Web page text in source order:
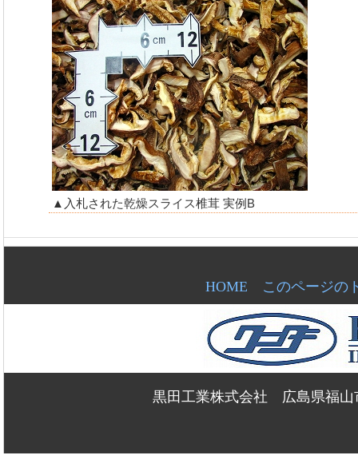
▲入札された乾燥スライス椎茸 実例B
HOME このページの
黒田工業株式会社 広島県福山